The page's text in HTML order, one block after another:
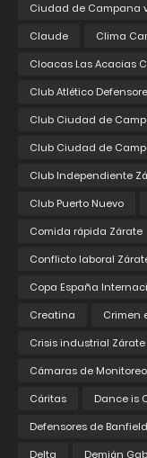
Ciudad de Campana
Claude
Clima
Cloacas Las Acacias
Club Atlético
Club Ciudad de
Club Ciudad de
Club Independiente
Club Puerto Nuevo
Comida rápida Zárate
Conflicto laboral
Copa España
Creatina
Crimen
Crisis industrial Zárate
Cámaras de Monitoreo
Cáritas
Dance is
Defensores de Banfield
Delta
Demián